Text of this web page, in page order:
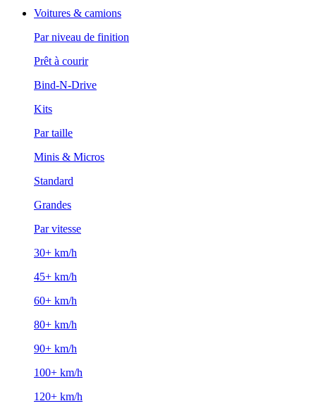
Voitures & camions
Par niveau de finition
Prêt à courir
Bind-N-Drive
Kits
Par taille
Minis & Micros
Standard
Grandes
Par vitesse
30+ km/h
45+ km/h
60+ km/h
80+ km/h
90+ km/h
100+ km/h
120+ km/h